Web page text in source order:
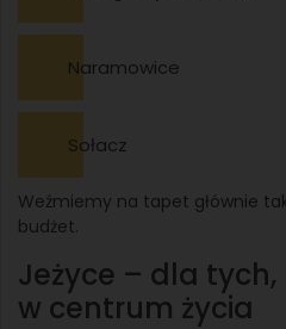
Naramowice
Sołacz
Weźmiemy na tapet głównie
budżet.
Jeżyce – dla
w centrum życia